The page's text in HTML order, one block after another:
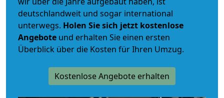
deutschlandweit und sogar international
unterwegs. Holen Sie sich jetzt kostenlose
Angebote und erhalten Sie einen ersten
Überblick über die Kosten für Ihren Umzug.
Kostenlose Angebote erhalten